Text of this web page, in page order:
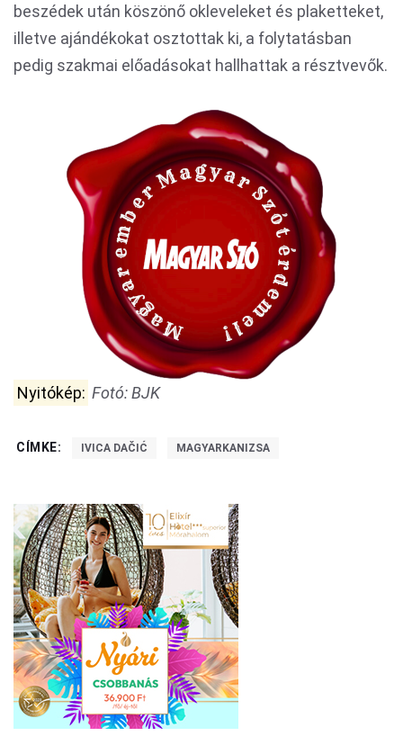
beszédek után köszönő okleveleket és plaketteket,
illetve ajándékokat osztottak ki, a folytatásban
pedig szakmai előadásokat hallhattak a résztvevők.
Nyitókép: Fotó: BJK
CÍMKE: IVICA DAČIĆ MAGYARKANIZSA